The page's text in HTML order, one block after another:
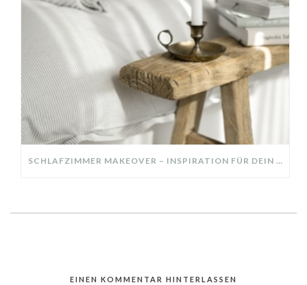
SCHLAFZIMMER MAKEOVER – INSPIRATION FÜR DEIN SCHLAFZIMMER: AUS ALT MACH NEU – HELL, GEMÜTLICH UND EINLADEND
EINEN KOMMENTAR HINTERLASSEN